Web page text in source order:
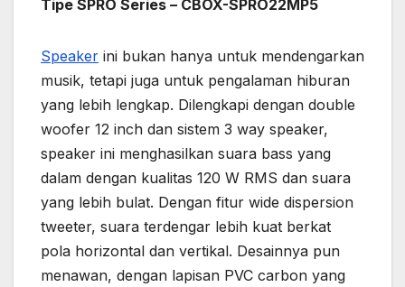
Tipe SPRO Series – CBOX-SPRO22MP5
Speaker ini bukan hanya untuk mendengarkan
musik, tetapi juga untuk pengalaman hiburan
yang lebih lengkap. Dilengkapi dengan double
woofer 12 inch dan sistem 3 way speaker,
speaker ini menghasilkan suara bass yang
dalam dengan kualitas 120 W RMS dan suara
yang lebih bulat. Dengan fitur wide dispersion
tweeter, suara terdengar lebih kuat berkat
pola horizontal dan vertikal. Desainnya pun
menawan, dengan lapisan PVC carbon yang